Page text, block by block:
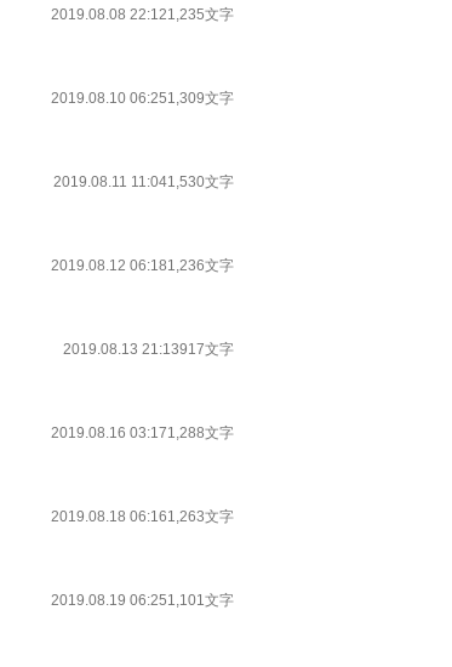
2019.08.08 22:121,235文字
2019.08.10 06:251,309文字
2019.08.11 11:041,530文字
2019.08.12 06:181,236文字
2019.08.13 21:13917文字
2019.08.16 03:171,288文字
2019.08.18 06:161,263文字
2019.08.19 06:251,101文字